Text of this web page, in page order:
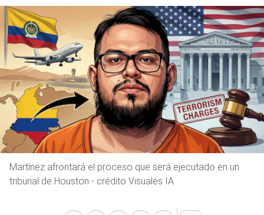
Martínez afrontará el proceso que será ejecutado en un
tribunal de Houston - crédito Visuales IA